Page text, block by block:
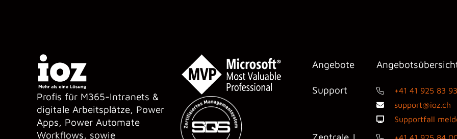
Profis für M365-Intranets &
digitale Arbeitsplätze, Power
Apps, Power Automate
Workflows, sowie
Angebote
Support
+41 41 925 83 93
support@ioz.ch
Supportfall
Zentrale |